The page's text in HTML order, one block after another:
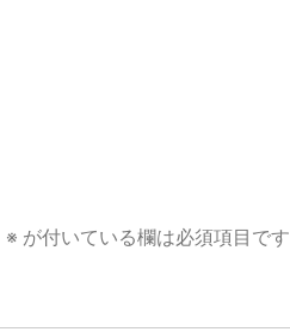
※ が付いている欄は必須項目です